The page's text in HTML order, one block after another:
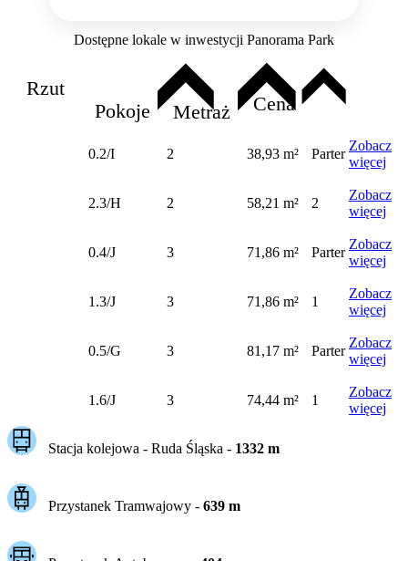
Dostępne lokale w inwestycji Panorama Park
Rzut
Pokoje
Metraż Cena
0.2/I 2 38,93 m² Parter
Zobacz
więcej
2.3/H 2 58,21 m² 2
Zobacz
więcej
0.4/J 3 71,86 m² Parter
Zobacz
więcej
1.3/J 3 71,86 m² 1
Zobacz
więcej
0.5/G 3 81,17 m² Parter
Zobacz
więcej
1.6/J 3 74,44 m² 1
Zobacz
więcej
Stacja kolejowa - Ruda Śląska- 1332m
Przystanek Tramwajowy - 639m